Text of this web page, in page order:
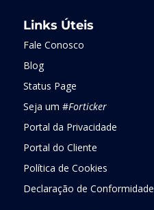
Links Úteis
Fale Conosco
Blog
Status Page
Seja um #Forticker
Portal da Privacidade
Portal do Cliente
Política de Cookies
Declaração de Conformidade